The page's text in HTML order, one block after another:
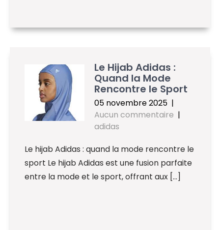
Le Hijab Adidas :
Quand la Mode
Rencontre le Sport
05 novembre 2025 |
Aucun commentaire |
adidas
Le hijab Adidas : quand la mode rencontre le
sport Le hijab Adidas est une fusion parfaite
entre la mode et le sport, offrant aux […]